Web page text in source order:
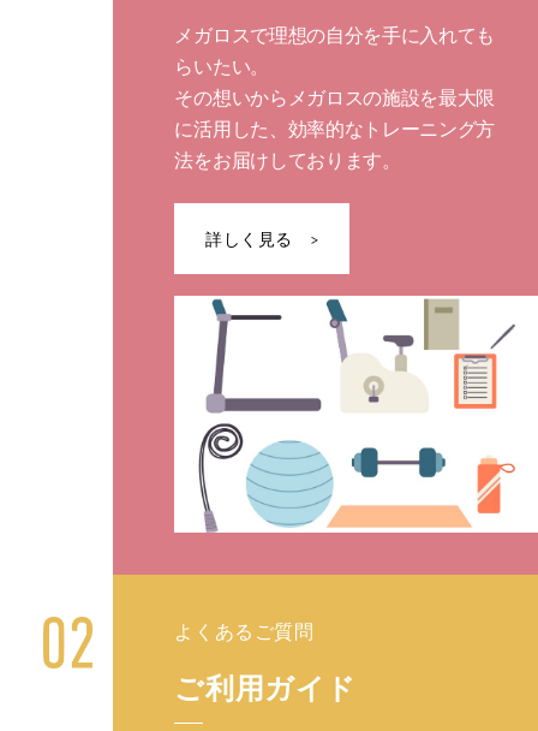
メガロスで理想の自分を手に入れても
らいたい。
その想いからメガロスの施設を最大限
に活用した、効率的なトレーニング方
法をお届けしております。
詳しく見る
よくあるご質問
ご利用ガイド